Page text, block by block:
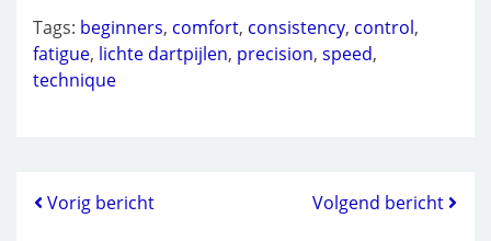
Tags: beginners, comfort, consistency, control,
fatigue, lichte dartpijlen, precision, speed,
technique
Vorig bericht Volgend bericht